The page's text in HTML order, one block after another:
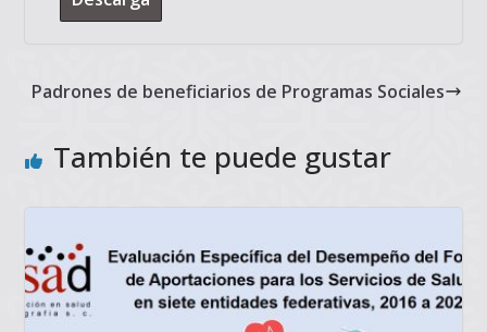
Padrones de beneficiarios de Programas Sociales
También te puede gustar